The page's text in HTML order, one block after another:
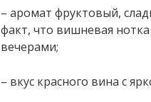
– аромат фруктовый,
факт, что вишневая
вечерами;
– вкус красного вина с